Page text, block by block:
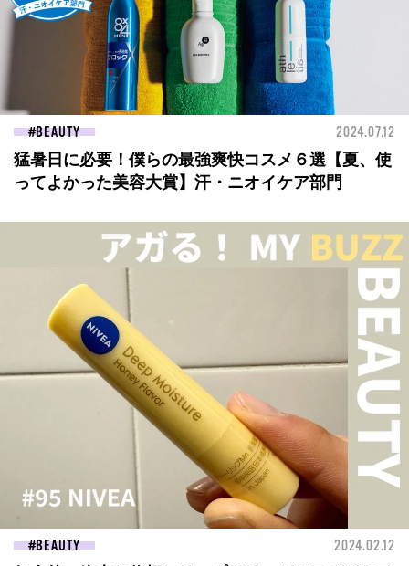
BEAUTY 2024.07.12
猛暑日に必要！僕らの最強爽快コスメ６選【夏、使
ってよかった美容大賞】汗・ニオイケア部門
BEAUTY 2024.02.12